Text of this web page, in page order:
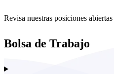
Revisa nuestras posiciones
Bolsa de Trabajo